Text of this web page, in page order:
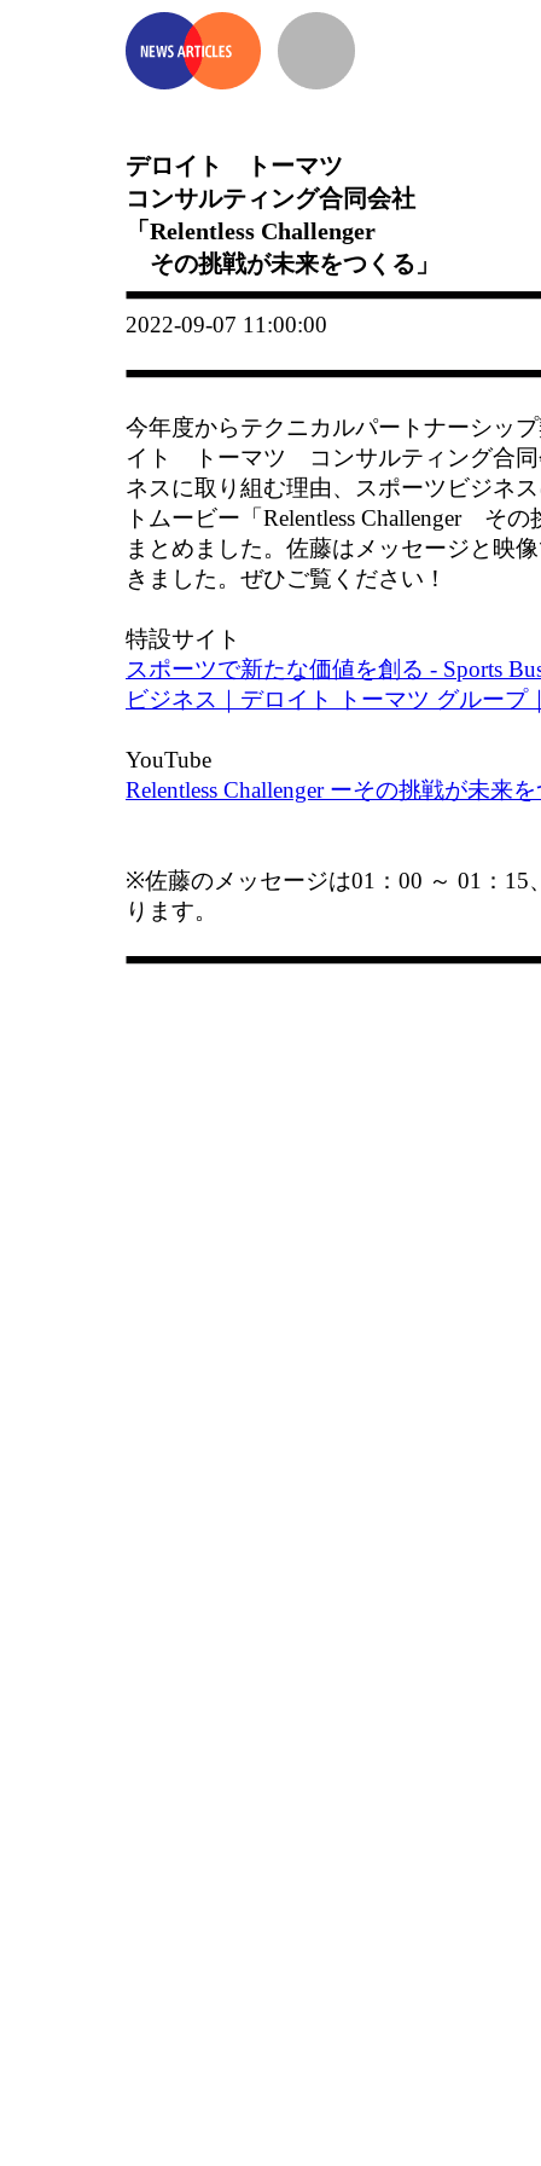
デロイト トーマツ
コンサルティング合同会社
「Relentless Challenger
その挑戦が未来をつくる」
2022-09-07 11:00:00
今年度からテクニカルパートナーシッ
イト トーマツ コンサルティング合同
ネスに取り組む理由、スポーツビジネ
トムービー「Relentless Challenger そ
まとめました。佐藤はメッセージと映
きました。ぜひご覧ください！
特設サイト
スポーツで新たな価値を創る - Sports
ビジネス｜デロイト トーマツ グループ
YouTube
Relentless Challenger ーその挑戦が未来
※佐藤のメッセージは01：00 ～ 01：15
ります。